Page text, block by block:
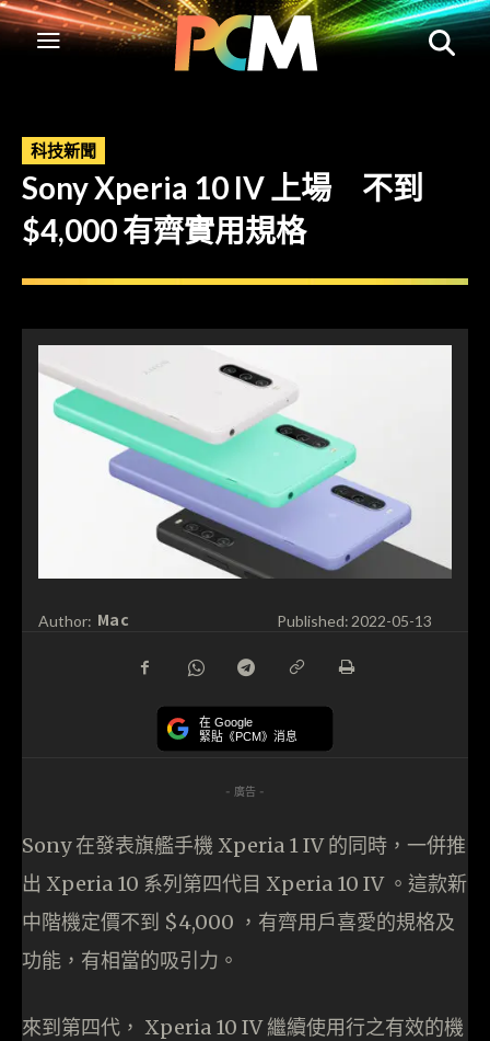
科技新聞
Sony Xperia 10 IV 上場 不到
$4,000 有齊實用規格
Author: Mac Published: 2022-05-13
在 Google
緊貼《PCM》消息
- 廣告 -
Sony 在發表旗艦手機 Xperia 1 IV 的同時，一併推
出 Xperia 10 系列第四代目 Xperia 10 IV 。這款新
中階機定價不到 $4,000 ，有齊用戶喜愛的規格及
功能，有相當的吸引力。
來到第四代， Xperia 10 IV 繼續使用行之有效的機